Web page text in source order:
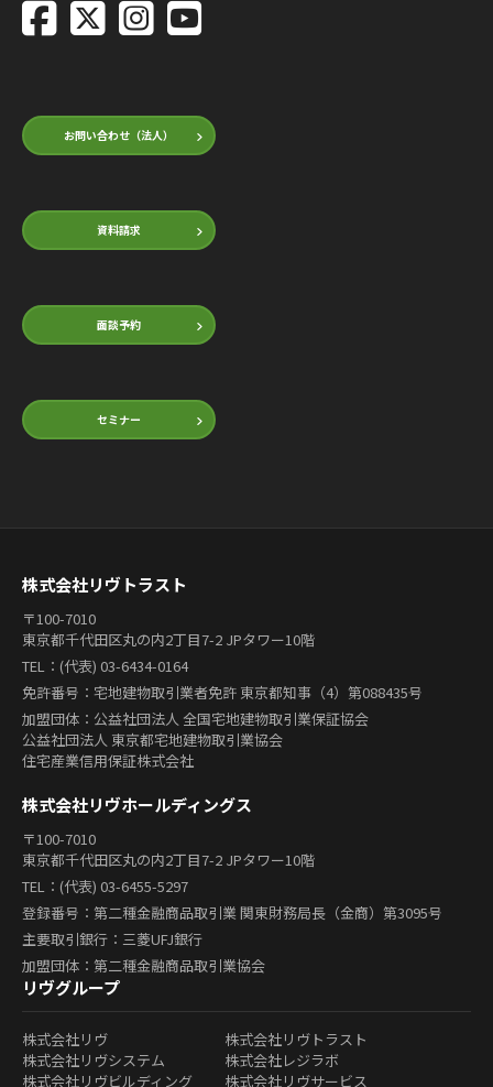
お問い合わせ（法人）
資料請求
面談予約
セミナー
株式会社リヴトラスト
〒100-7010
東京都千代田区丸の内2丁目7-2 JPタワー10階
TEL：(代表) 03-6434-0164
免許番号：宅地建物取引業者免許 東京都知事（4）第088435号
加盟団体：公益社団法人 全国宅地建物取引業保証協会
公益社団法人 東京都宅地建物取引業協会
住宅産業信用保証株式会社
株式会社リヴホールディングス
〒100-7010
東京都千代田区丸の内2丁目7-2 JPタワー10階
TEL：(代表) 03-6455-5297
登録番号：第二種金融商品取引業 関東財務局長（金商）第3095号
主要取引銀行：三菱UFJ銀行
加盟団体：第二種金融商品取引業協会
リヴグループ
株式会社リヴ
株式会社リヴトラスト
株式会社リヴシステム
株式会社レジラボ
株式会社リヴビルディング
株式会社リヴサービス